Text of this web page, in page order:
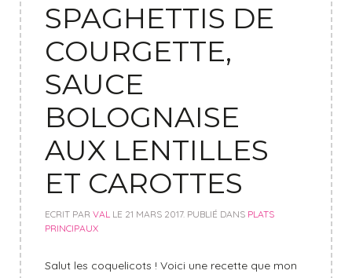
SPAGHETTIS DE
COURGETTE,
SAUCE
BOLOGNAISE
AUX LENTILLES
ET CAROTTES
ECRIT PAR VAL LE 21 MARS 2017. PUBLIÉ DANS PLATS
PRINCIPAUX
Salut les coquelicots ! Voici une recette que mon